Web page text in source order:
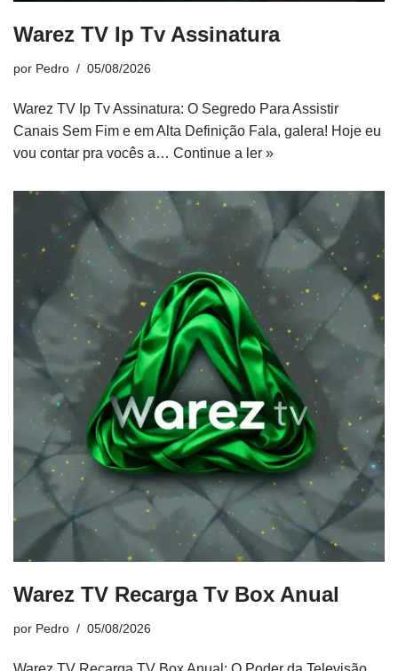
Warez TV Ip Tv Assinatura
por Pedro 05/08/2026
Warez TV Ip Tv Assinatura: O Segredo Para Assistir
Canais Sem Fim e em Alta Definição Fala, galera! Hoje eu
vou contar pra vocês a… Continue a ler »
Warez TV Recarga Tv Box Anual
por Pedro 05/08/2026